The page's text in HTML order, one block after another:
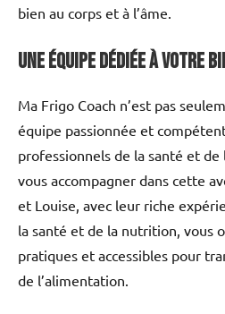
bien au corps et à l’âme.
Une équipe dédiée à votre
Ma Frigo Coach n’est pas
équipe passionnée et
professionnels de la santé et
vous accompagner dans cette
et Louise, avec leur riche
la santé et de la nutrition, vous
pratiques et accessibles pour
de l’alimentation.